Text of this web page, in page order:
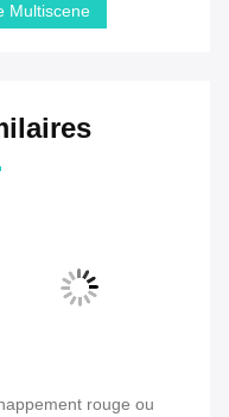
Multiscene
rouge ou